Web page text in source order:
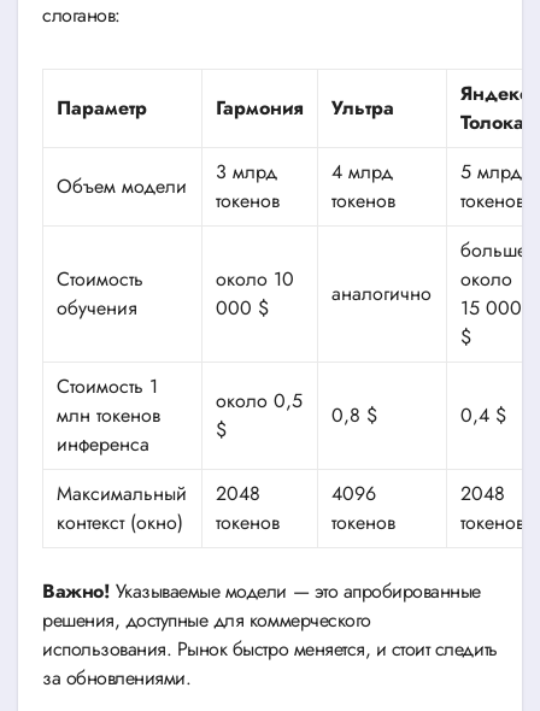
слоганов:
Параметр Гармония Ультра
Яндекс-
Толока
Объем модели
3 млрд
токенов
4 млрд
токенов
5 млрд
токенов
Стоимость
обучения
около 10
000 $
аналогично
больше,
около
15 000
$
Стоимость 1
млн токенов
инференса
около 0,5
$
0,8 $ 0,4 $
Максимальный
контекст (окно)
2048
токенов
4096
токенов
2048
токенов
Важно! Указываемые модели — это апробированные
решения, доступные для коммерческого
использования. Рынок быстро меняется, и стоит следить
за обновлениями.